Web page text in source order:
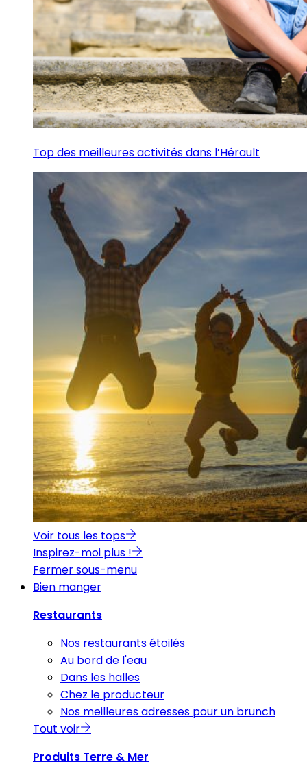
Top des meilleures activités dans l’Hérault
Voir tous les tops
Inspirez-moi plus !
Fermer sous-menu
Bien manger
Restaurants
Nos restaurants étoilés
Au bord de l'eau
Dans les halles
Chez le producteur
Nos meilleures adresses pour un brunch
Tout voir
Produits Terre & Mer